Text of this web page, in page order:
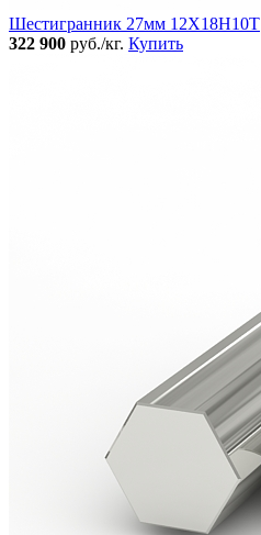
Шестигранник 27мм 12Х18Н10Т
322 900 руб./кг. Купить